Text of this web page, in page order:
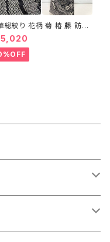
総絞り 花柄 菊 椿 藤 訪問
の子絞り ラメ 正絹 黒 白
ー 1435